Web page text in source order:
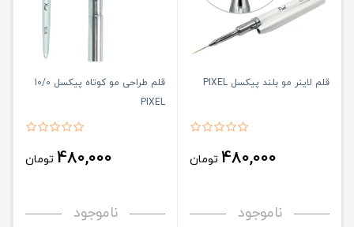
قلم لاینر مو بلند پیکسل PIXEL
480,000 تومان
ناموجود
قلم طراحی مو کوتاه پیکسل 10/0
PIXEL
480,000 تومان
ناموجود